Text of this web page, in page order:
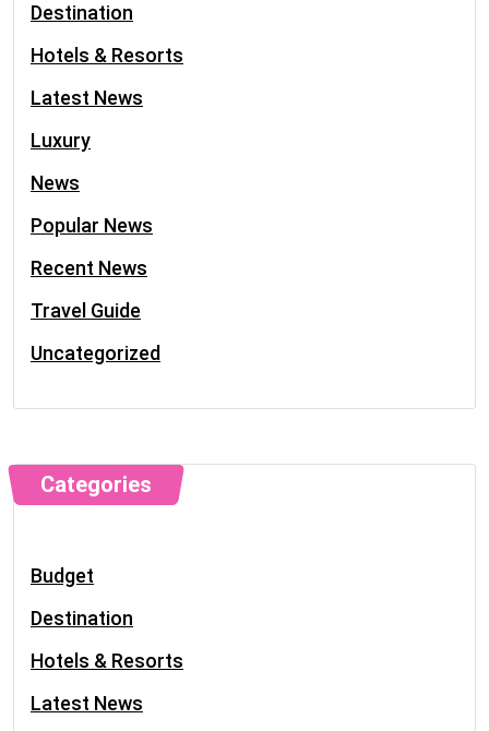
Destination
Hotels & Resorts
Latest News
Luxury
News
Popular News
Recent News
Travel Guide
Uncategorized
Categories
Budget
Destination
Hotels & Resorts
Latest News